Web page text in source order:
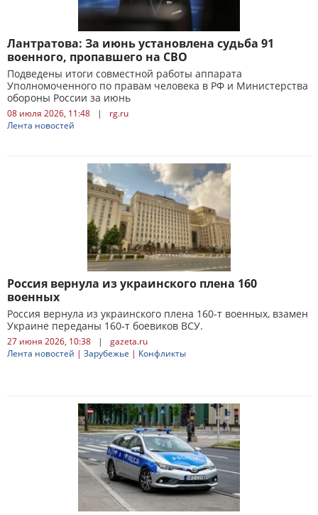
Лантратова: За июнь установлена судьба 91
военного, пропавшего на СВО
Подведены итоги совместной работы аппарата
Уполномоченного по правам человека в РФ и Министерства
обороны России за июнь
08 июля 2026, 11:48 |
rg.ru
Лента новостей
Россия вернула из украинского плена 160
военных
Россия вернула из украинского плена 160-т военных, взамен
Украине переданы 160-т боевиков ВСУ.
27 июня 2026, 10:38 |
gazeta.ru
Лента новостей | Зарубежье | Конфликты